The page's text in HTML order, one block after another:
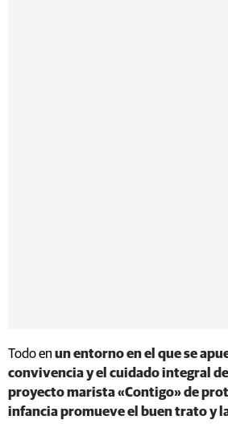
Todo en un entorno en el que se
convivencia y el cuidado integral
proyecto marista «Contigo» de
infancia promueve el buen trato y